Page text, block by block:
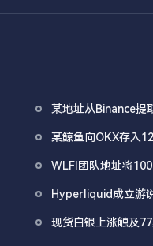
某地址从Binance提
某鲸鱼向OKX存入
WLFI团队地址将
Hyperliquid成立游
现货白银上涨触及